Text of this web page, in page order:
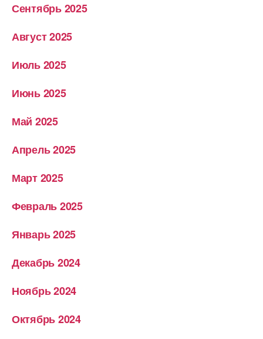
Сентябрь 2025
Август 2025
Июль 2025
Июнь 2025
Май 2025
Апрель 2025
Март 2025
Февраль 2025
Январь 2025
Декабрь 2024
Ноябрь 2024
Октябрь 2024